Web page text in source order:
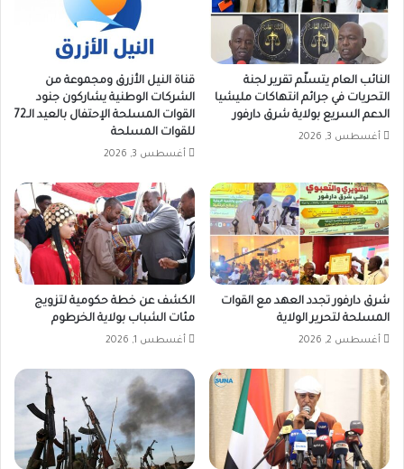
النائب العام يتسلّم تقرير لجنة
التحريات في جرائم انتهاكات مليشيا
الدعم السريع بولاية شرق دارفور
أغسطس 3, 2026
قناة النيل الأزرق ومجموعة من
الشركات الوطنية يشاركون جنود
القوات المسلحة الإحتفال بالعيد الـ72
للقوات المسلحة
أغسطس 3, 2026
شرق دارفور تجدد العهد مع القوات
المسلحة لتحرير الولاية
أغسطس 2, 2026
الكشف عن خطة حكومية لتزويج
مئات الشباب بولاية الخرطوم
أغسطس 1, 2026